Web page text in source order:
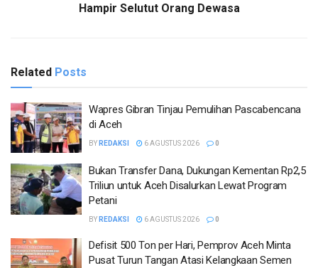
Hampir Selutut Orang Dewasa
Related Posts
Wapres Gibran Tinjau Pemulihan Pascabencana
di Aceh
BY REDAKSI 6 AGUSTUS 2026 0
Bukan Transfer Dana, Dukungan Kementan Rp2,5
Triliun untuk Aceh Disalurkan Lewat Program
Petani
BY REDAKSI 6 AGUSTUS 2026 0
Defisit 500 Ton per Hari, Pemprov Aceh Minta
Pusat Turun Tangan Atasi Kelangkaan Semen